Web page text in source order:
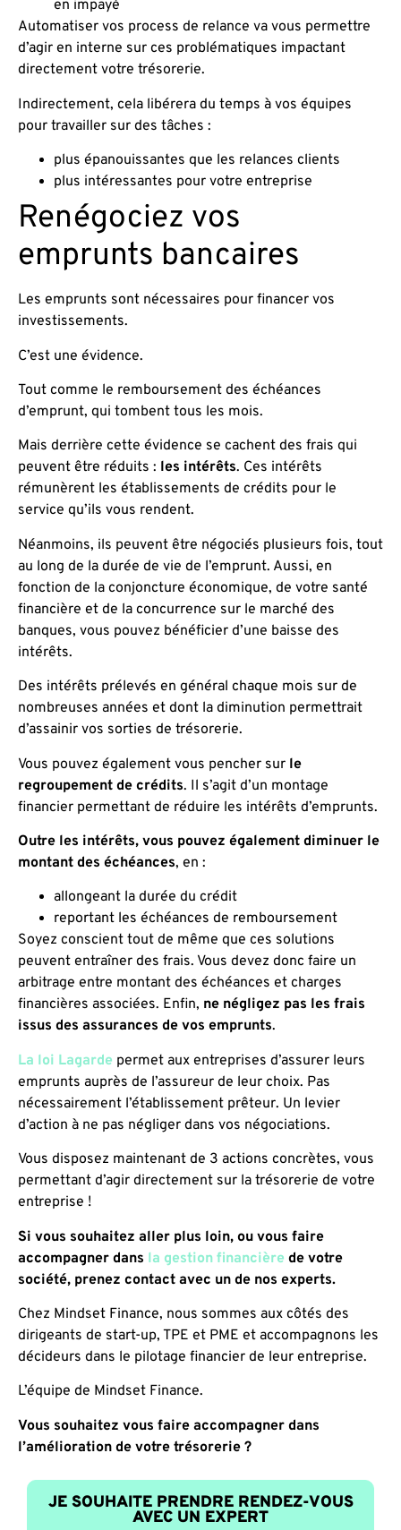
en impayé
Automatiser vos process de relance va vous permettre
d’agir en interne sur ces problématiques impactant
directement votre trésorerie.
Indirectement, cela libérera du temps à vos équipes
pour travailler sur des tâches :
plus épanouissantes que les relances clients
plus intéressantes pour votre entreprise
Renégociez vos
emprunts bancaires
Les emprunts sont nécessaires pour financer vos
investissements.
C’est une évidence.
Tout comme le remboursement des échéances
d’emprunt, qui tombent tous les mois.
Mais derrière cette évidence se cachent des frais qui
peuvent être réduits : les intérêts. Ces intérêts
rémunèrent les établissements de crédits pour le
service qu’ils vous rendent.
Néanmoins, ils peuvent être négociés plusieurs fois, tout
au long de la durée de vie de l’emprunt. Aussi, en
fonction de la conjoncture économique, de votre santé
financière et de la concurrence sur le marché des
banques, vous pouvez bénéficier d’une baisse des
intérêts.
Des intérêts prélevés en général chaque mois sur de
nombreuses années et dont la diminution permettrait
d’assainir vos sorties de trésorerie.
Vous pouvez également vous pencher sur le
regroupement de crédits. Il s’agit d’un montage
financier permettant de réduire les intérêts d’emprunts.
Outre les intérêts, vous pouvez également diminuer le
montant des échéances, en :
allongeant la durée du crédit
reportant les échéances de remboursement
Soyez conscient tout de même que ces solutions
peuvent entraîner des frais. Vous devez donc faire un
arbitrage entre montant des échéances et charges
financières associées. Enfin, ne négligez pas les frais
issus des assurances de vos emprunts.
La loi Lagarde permet aux entreprises d’assurer leurs
emprunts auprès de l’assureur de leur choix. Pas
nécessairement l’établissement prêteur. Un levier
d’action à ne pas négliger dans vos négociations.
Vous disposez maintenant de 3 actions concrètes, vous
permettant d’agir directement sur la trésorerie de votre
entreprise !
Si vous souhaitez aller plus loin, ou vous faire
accompagner dans la gestion financière de votre
société, prenez contact avec un de nos experts.
Chez Mindset Finance, nous sommes aux côtés des
dirigeants de start-up, TPE et PME et accompagnons les
décideurs dans le pilotage financier de leur entreprise.
L’équipe de Mindset Finance.
Vous souhaitez vous faire accompagner dans
l’amélioration de votre trésorerie ?
JE SOUHAITE PRENDRE RENDEZ-VOUS
AVEC UN EXPERT